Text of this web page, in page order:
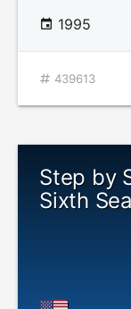
1995
439613
Step by
Sixth